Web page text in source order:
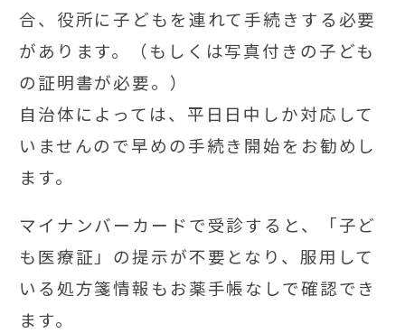
合、役所に子どもを連れて手続きする必要
があります。（もしくは写真付きの子ども
の証明書が必要。）
自治体によっては、平日日中しか対応して
いませんので早めの手続き開始をお勧めし
ます。
マイナンバーカードで受診すると、「子ど
も医療証」の提示が不要となり、服用して
いる処方箋情報もお薬手帳なしで確認でき
ます。